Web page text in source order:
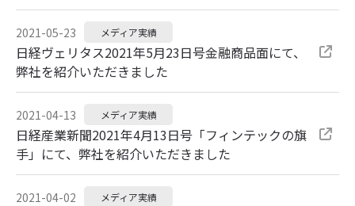
2021-05-23 メディア実績
日経ヴェリタス2021年5月23日号金融商品面にて、
弊社を紹介いただきました
2021-04-13 メディア実績
日経産業新聞2021年4月13日号「フィンテックの旗
手」にて、弊社を紹介いただきました
2021-04-02 メディア実績